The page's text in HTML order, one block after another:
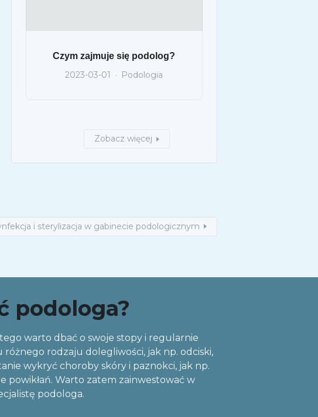
Czym zajmuje się podolog?
2023-03-01 Podologia
Zobacz więcej
i sterylizacja w gabinecie podologicznym
podologa?
warto dbać o swoje stopy i regularnie
rodzaju dolegliwości, jak np. odciski,
wykryć choroby skóry i paznokci, jak np.
powikłań. Warto zatem zainwestować w
podologa.